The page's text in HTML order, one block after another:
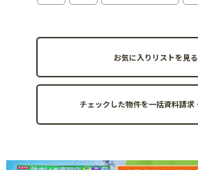
お気に入りリストを見る